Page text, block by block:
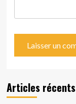
Articles récents